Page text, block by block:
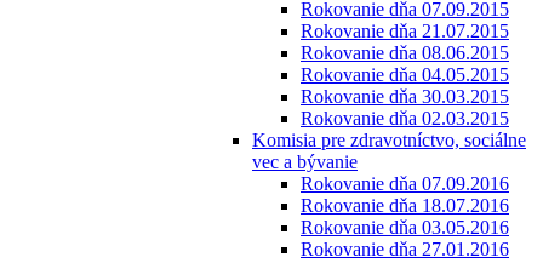
Rokovanie dňa 07.09.2015
Rokovanie dňa 21.07.2015
Rokovanie dňa 08.06.2015
Rokovanie dňa 04.05.2015
Rokovanie dňa 30.03.2015
Rokovanie dňa 02.03.2015
Komisia pre zdravotníctvo, sociálne
vec a bývanie
Rokovanie dňa 07.09.2016
Rokovanie dňa 18.07.2016
Rokovanie dňa 03.05.2016
Rokovanie dňa 27.01.2016